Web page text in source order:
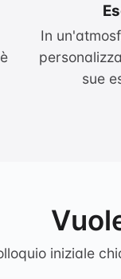
In
sue
iniziale